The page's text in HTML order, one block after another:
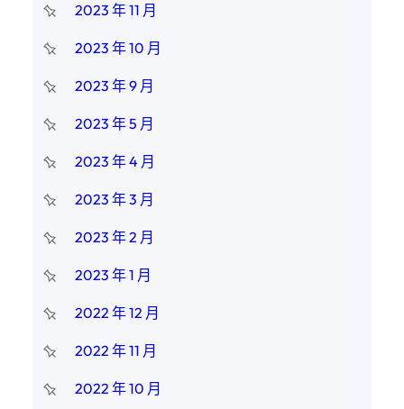
2023 年 11 月
2023 年 10 月
2023 年 9 月
2023 年 5 月
2023 年 4 月
2023 年 3 月
2023 年 2 月
2023 年 1 月
2022 年 12 月
2022 年 11 月
2022 年 10 月